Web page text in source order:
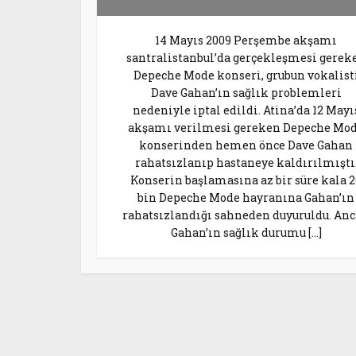
14 Mayıs 2009 Perşembe akşamı
santralistanbul’da gerçekleşmesi
Depeche Mode konseri, grubun
Dave Gahan’ın sağlık problemleri
nedeniyle iptal edildi. Atina’da 12
akşamı verilmesi gereken Depeche
konserinden hemen önce Dave Gahan
rahatsızlanıp hastaneye kaldırılmıştı.
Konserin başlamasına az bir süre kala
bin Depeche Mode hayranına Gahan’ın
rahatsızlandığı sahneden duyuruldu.
Gahan’ın sağlık durumu […]